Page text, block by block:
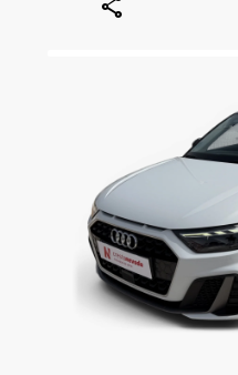
Share